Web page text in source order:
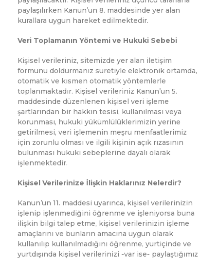
paylaşılırken Kanun’un 8. maddesinde yer alan
kurallara uygun hareket edilmektedir.
Veri Toplamanın Yöntemi ve Hukuki Sebebi
Kişisel verileriniz, sitemizde yer alan iletişim
formunu doldurmanız suretiyle elektronik ortamda,
otomatik ve kısmen otomatik yöntemlerle
toplanmaktadır. Kişisel verileriniz Kanun’un 5.
maddesinde düzenlenen kişisel veri işleme
şartlarından bir hakkın tesisi, kullanılması veya
korunması, hukuki yükümlülüklerimizin yerine
getirilmesi, veri işlemenin meşru menfaatlerimiz
için zorunlu olması ve ilgili kişinin açık rızasının
bulunması hukuki sebeplerine dayalı olarak
işlenmektedir.
Kişisel Verilerinize İlişkin Haklarınız Nelerdir?
Kanun’un 11. maddesi uyarınca, kişisel verilerinizin
işlenip işlenmediğini öğrenme ve işleniyorsa buna
ilişkin bilgi talep etme, kişisel verilerinizin işleme
amaçlarını ve bunların amacına uygun olarak
kullanılıp kullanılmadığını öğrenme, yurtiçinde ve
yurtdışında kişisel verilerinizi -var ise- paylaştığımız